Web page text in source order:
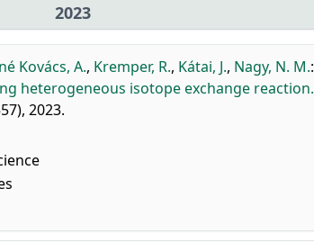
2023
Kovács, A., Kremper, R., Kátai, J., Nagy, N. M.:
heterogeneous isotope exchange reaction.
2023.